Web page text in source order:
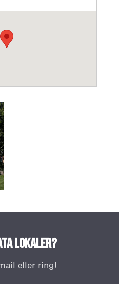
lokaler?
eller ring!